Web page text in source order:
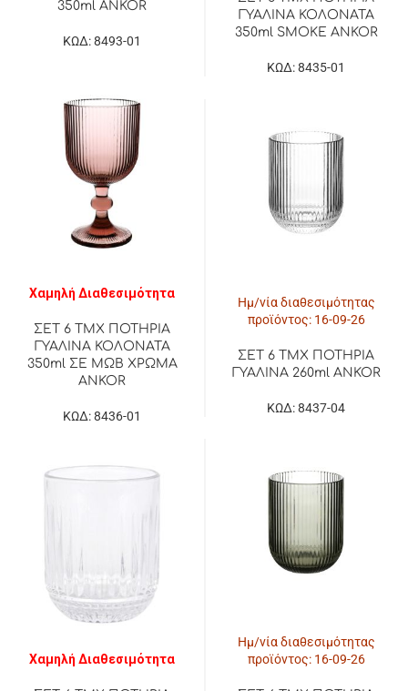
350ml ANKOR
ΚΩΔ: 8493-01
ΓΥΑΛΙΝΑ ΚΟΛΟΝΑΤΑ
350ml SMOKE ANKOR
ΚΩΔ: 8435-01
Χαμηλή Διαθεσιμότητα
ΣΕΤ 6 ΤΜΧ ΠΟΤΗΡΙΑ
ΓΥΑΛΙΝΑ ΚΟΛΟΝΑΤΑ
350ml ΣΕ ΜΩΒ ΧΡΩΜΑ
ANKOR
ΚΩΔ: 8436-01
Ημ/νία διαθεσιμότητας
προϊόντος: 16-09-26
ΣΕΤ 6 ΤΜΧ ΠΟΤΗΡΙΑ
ΓΥΑΛΙΝΑ 260ml ANKOR
ΚΩΔ: 8437-04
Χαμηλή Διαθεσιμότητα
Ημ/νία διαθεσιμότητας
προϊόντος: 16-09-26